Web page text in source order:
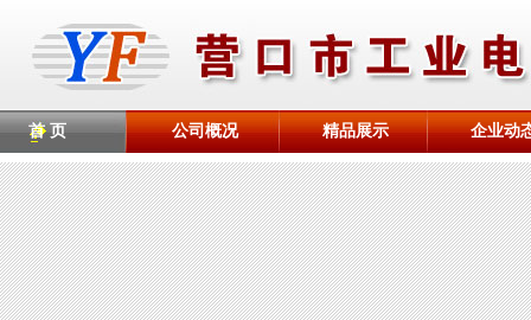
首 页 公司概况 精品展示 企业动